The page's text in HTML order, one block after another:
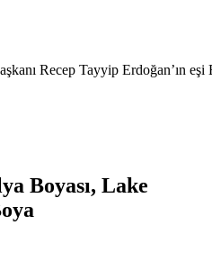
Recep Tayyip Erdoğan’ın
Boyası, Lake